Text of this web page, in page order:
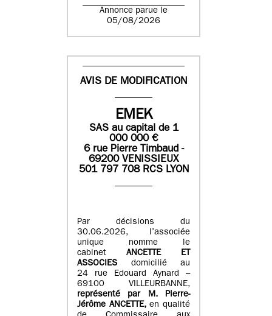
Annonce parue le
05/08/2026
AVIS DE MODIFICATION
EMEK
SASau capital de 1
000 000€
6 rue Pierre Timbaud -
69200 VENISSIEUX
501 797 708 RCS LYON
Par décisions du
30.06.2026, l’associée
unique nomme le
cabinet ANCETTE ET
ASSOCIES
domicilié au
24 rue Edouard Aynard –
69100 VILLEURBANNE,
représenté par M.Pierre-
Jérôme ANCETTE, en qualité